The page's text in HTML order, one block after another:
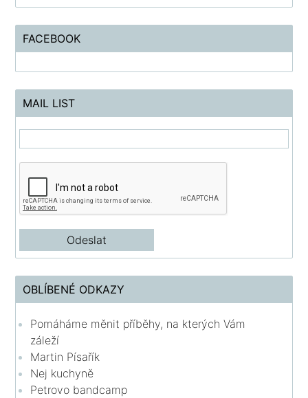
FACEBOOK
MAIL LIST
OBLÍBENÉ ODKAZY
Pomáháme měnit příběhy, na kterých Vám
záleží
Martin Písařík
Nej kuchyně
Petrovo bandcamp